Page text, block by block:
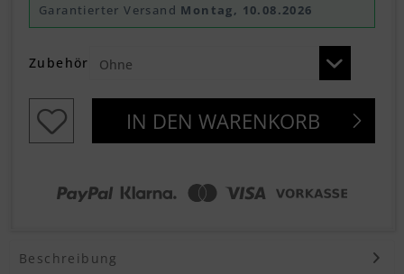
Garantierter Versand Montag, 10.08.2026
Zubehör
IN DEN WARENKORB
Beschreibung